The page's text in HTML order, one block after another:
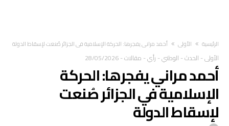
‫الرئيسية‬ الأولى أحمد مراني يفجرها: الحركة الإسلامية في الجزائر صُنعت لإسقاط الدولة
الأولى- الحدث- الوطني- رأي- مقالات-
28/05/2026
أحمد مراني يفجرها: الحركة
الإسلامية في الجزائر صُنعت
لإسقاط الدولة